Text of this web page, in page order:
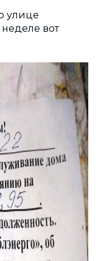
улице
вот